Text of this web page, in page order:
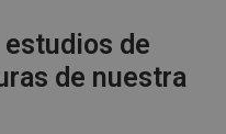
estudios de
de nuestra